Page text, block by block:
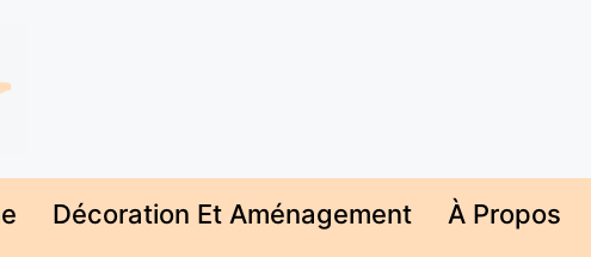
Décoration Et Aménagement À Propos